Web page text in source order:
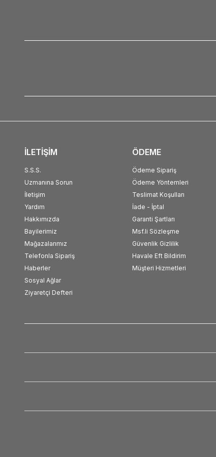
İLETİŞİM
S.S.S.
Uzmanına Sorun
İletişim
Yardım
Hakkımızda
Bayilerimiz
Mağazalarımız
Telefonla Sipariş
Haberler
Sosyal Ağlar
Ziyaretçi Defteri
ÖDEME
Ödeme Sipariş
Ödeme Yöntemleri
Teslimat Koşulları
İade - İptal
Garanti Şartları
Msf.li Sözleşme
Güvenlik Gizlilik
Havale Eft Bildirim
Müşteri Hizmetleri